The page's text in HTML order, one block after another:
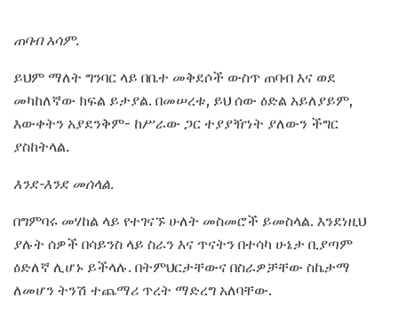
ጠባብ አሳም.
ይህም ማለት ግንባር ላይ በቤተ መቅደሶች ውስጥ ጠባብ እና ወደ
መካከለኛው ክፍል ይታያል. በመሠረቱ, ይህ ሰው ዕድል አይለያይም,
እውቀትን አያደንቅም- ከሥራው ጋር ተያያዥነት ያለውን ችግር
ያስከትላል.
እንደ-እንደ መሰላል.
በግምባሩ መሃከል ላይ የተገናኙ ሁለት መስመሮች ይመስላል. እንደነዚህ
ያሉት ሰዎች በሳይንስ ላይ ስራን እና ጥናትን በተሳካ ሁኔታ ቢያጣም
ዕድለኛ ሊሆኑ ይችላሉ. በትምህርታቸውና በስራዎቻቸው ስኬታማ
ለመሆን ትንሽ ተጨማሪ ጥረት ማድረግ አለባቸው.